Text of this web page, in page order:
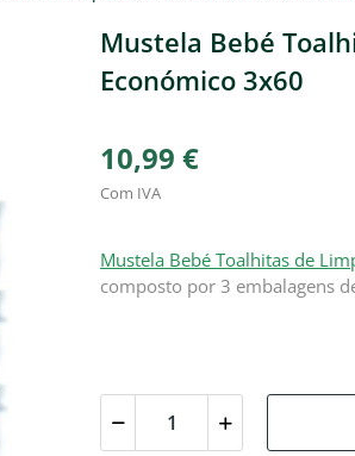
Mustela Bebé
Económico 3x60
10,99 €
Com IVA
Mustela Bebé Toalhitas de
composto por 3 embalagens